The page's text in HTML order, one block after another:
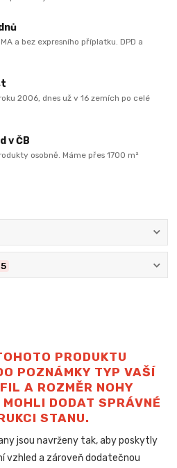
a bez expresního příplatku. DPD a
2006, dnes už v 16 zemích po celé
v ČB
osobně. Máme přes 1700 m²
5
PRODUKTU
POZNÁMKY TYP VAŠÍ
A ROZMĚR NOHY
DODAT SPRÁVNÉ
STANU.
jsou navrženy tak, aby poskytly
vzhled a zároveň dodatečnou